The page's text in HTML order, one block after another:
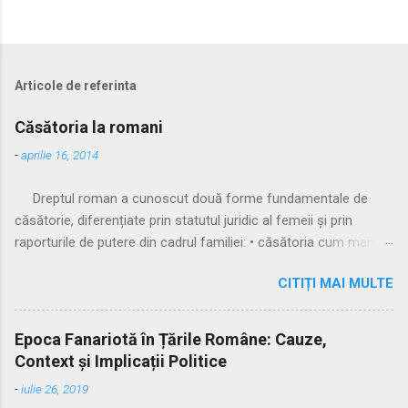
Articole de referinta
Căsătoria la romani
-aprilie 16, 2014
Dreptul roman a cunoscut două forme fundamentale de
căsătorie, diferențiate prin statutul juridic al femeii și prin
raporturile de putere din cadrul familiei: • căsătoria cum manus
și practicată a fost căsătoria cu manus, prin care femeia
trecea sub autoritatea soțului, devenind parte a familiei
acestuia. Spre sfârșitul Republicii, tot mai multe femei au
început să evite această subordonare, trăind în uniuni
nelegitime. Pentru a limita fenomenul, romanii au recunoscut și
căsătoria fără manus, care permitea femeii să rămână sub
CITIȚI MAI MULTE
Epoca Fanariotă în Țările Române: Cauze,
Context și Implicații Politice
-iulie 26, 2019